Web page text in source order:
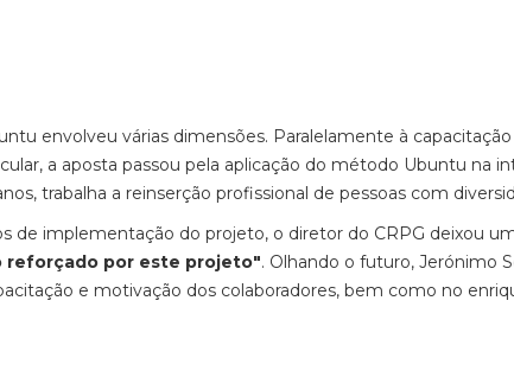
envolveu várias dimensões. Paralelamente à capacitação
a aposta passou pela aplicação do método Ubuntu na
trabalha a reinserção profissional de pessoas com
de implementação do projeto, o diretor do CRPG deixou
reforçado por este projeto". Olhando o futuro, Jerónimo
e motivação dos colaboradores, bem como no